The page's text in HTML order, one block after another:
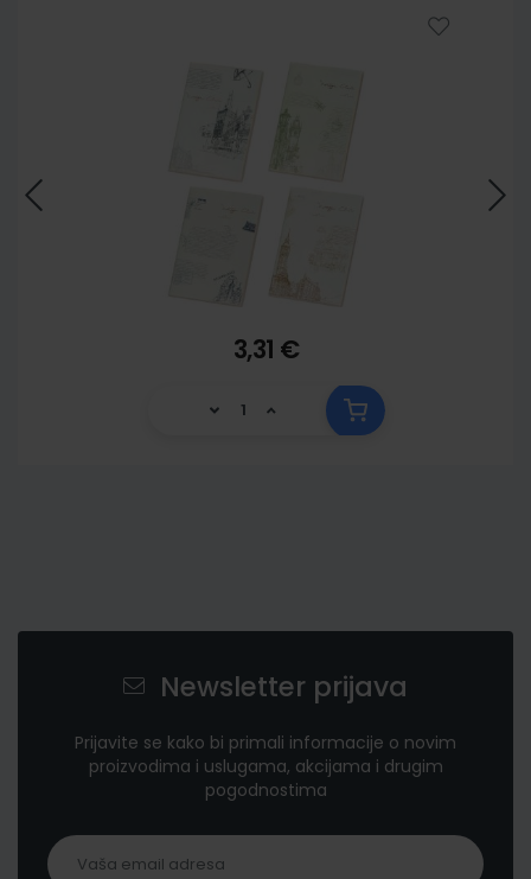
3,31 €
Newsletter prijava
Prijavite se kako bi primali informacije o novim
proizvodima i uslugama, akcijama i drugim
pogodnostima